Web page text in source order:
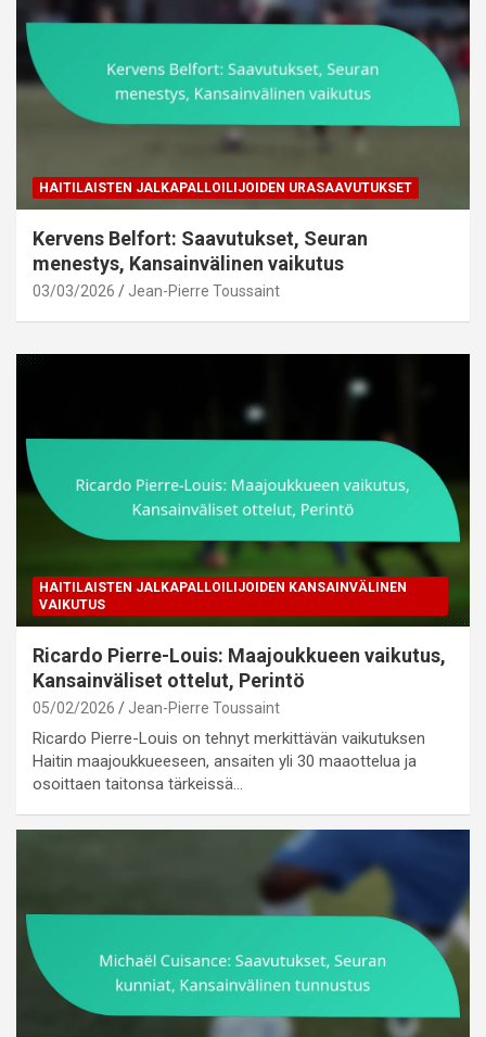
HAITILAISTEN JALKAPALLOILIJOIDEN URASAAVUTUKSET
Kervens Belfort: Saavutukset, Seuran
menestys, Kansainvälinen vaikutus
03/03/2026 Jean-Pierre Toussaint
HAITILAISTEN JALKAPALLOILIJOIDEN KANSAINVÄLINEN
VAIKUTUS
Ricardo Pierre-Louis: Maajoukkueen vaikutus,
Kansainväliset ottelut, Perintö
05/02/2026 Jean-Pierre Toussaint
Ricardo Pierre-Louis on tehnyt merkittävän vaikutuksen
Haitin maajoukkueeseen, ansaiten yli 30 maaottelua ja
osoittaen taitonsa tärkeissä…